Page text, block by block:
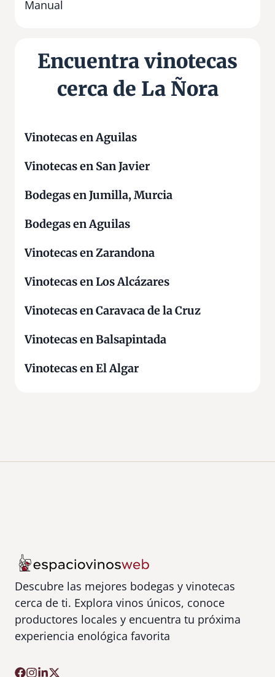
íManual
Encuentra vinotecas
cerca de La Ñora
Vinotecas en Aguilas
Vinotecas en San Javier
Bodegas en Jumilla, Murcia
Bodegas en Aguilas
Vinotecas en Zarandona
Vinotecas en Los Alcázares
Vinotecas en Caravaca de la Cruz
Vinotecas en Balsapintada
Vinotecas en El Algar
Descubre las mejores bodegas y vinotecas
cerca de ti. Explora vinos únicos, conoce
productores locales y encuentra tu próxima
experiencia enológica favorita